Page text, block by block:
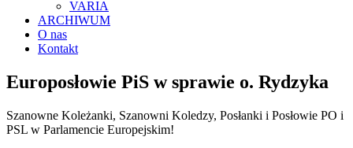
VARIA
ARCHIWUM
O nas
Kontakt
Europosłowie PiS w sprawie o. Rydzyka
Szanowne Koleżanki, Szanowni Koledzy, Posłanki i Posłowie PO i
PSL w Parlamencie Europejskim!